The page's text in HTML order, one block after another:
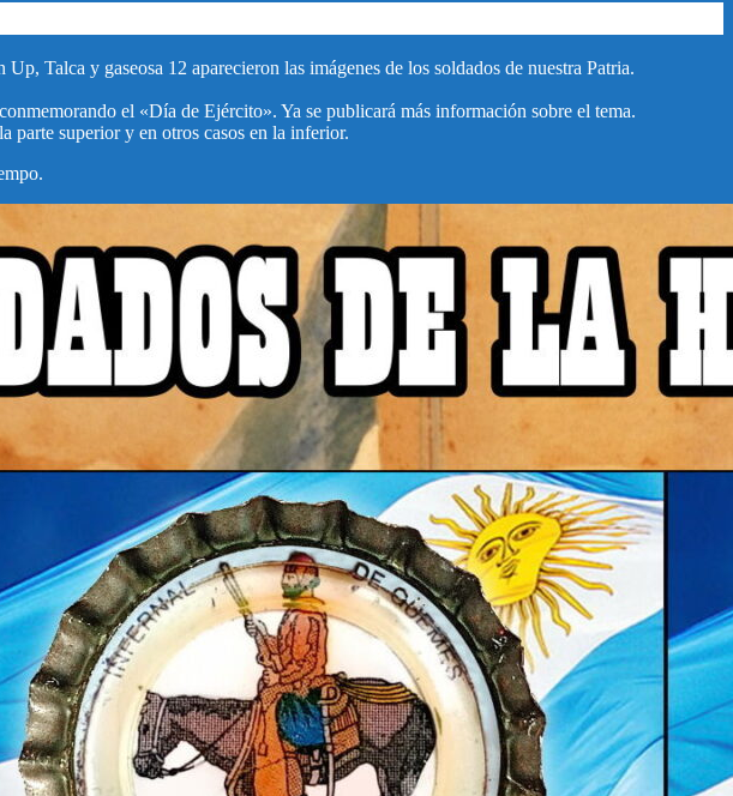
Talca y gaseosa 12 aparecieron las imágenes de los soldados de nuestra Patria.
el «Día de Ejército». Ya se publicará más información sobre el tema.
parte superior y en otros casos en la inferior.